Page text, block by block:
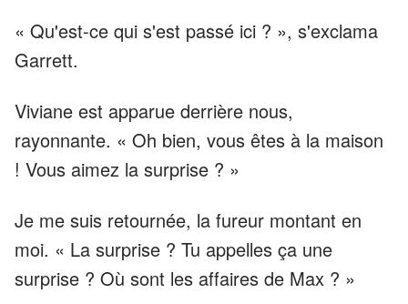
« Qu'est-ce qui s'est passé ici ? », s'exclama
Garrett.
Viviane est apparue derrière nous,
rayonnante. « Oh bien, vous êtes à la maison
! Vous aimez la surprise ? »
Je me suis retournée, la fureur montant en
moi. « La surprise ? Tu appelles ça une
surprise ? Où sont les affaires de Max ? »